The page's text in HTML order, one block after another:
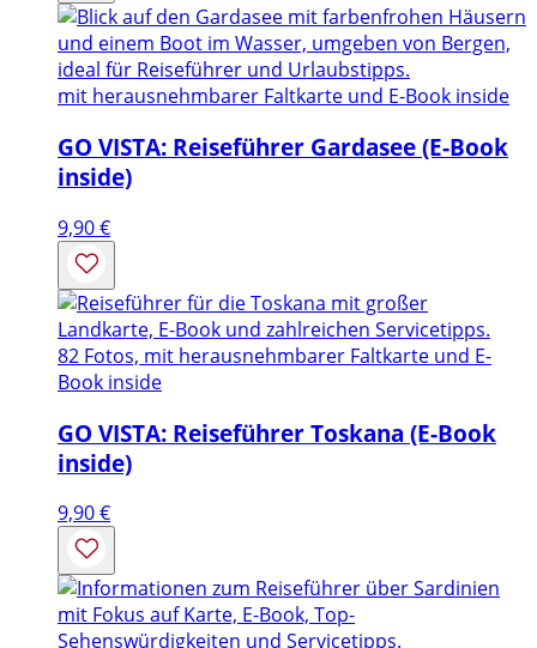
22,95 €
mit herausnehmbarer Faltkarte und E-Book inside
GO VISTA: Reiseführer Gardasee (E-Book
inside)
9,90€
82 Fotos, mit herausnehmbarer Faltkarte und E-
Book inside
GO VISTA: Reiseführer Toskana (E-Book
inside)
9,90€